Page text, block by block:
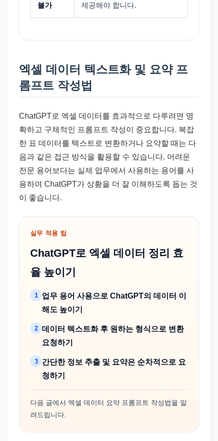
불가 제공해야 합니다.
엑셀 데이터 텍스트화 및 요약 프
롬프트 작성법
ChatGPT로 엑셀 데이터를 효과적으로 다루려면 명
확하고 구체적인 프롬프트 작성이 중요합니다. 복잡
한 표 데이터를 텍스트로 변환하거나 요약할 때는 다
음과 같은 접근 방식을 활용할 수 있습니다. 어려운
전문 용어보다는 실제 업무에서 사용하는 용어를 사
용하여 ChatGPT가 상황을 더 잘 이해하도록 돕는 것
이 좋습니다.
실무 적용 팁
ChatGPT로 엑셀 데이터 정리 효
율 높이기
1
업무 용어 사용으로 ChatGPT의 데이터 이
해도 높이기
2 데이터 텍스트화 후 원하는 형식으로 변환
요청하기
3
간단한 정보 추출 및 요약은 순차적으로 요
청하기
다음 글에서 엑셀 데이터 요약 프롬프트 작성법을 알
려드립니다.